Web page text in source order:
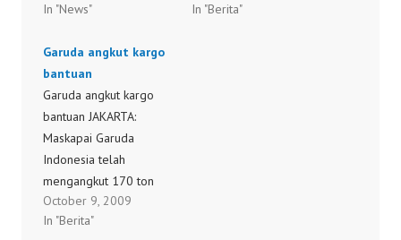
255/IV/2011 tentang
Kargo dan Pos dan
menggantinya dengan
KP 152/2012 yang di
antaranya mengatur
bahwa pemeriksa kargo
udara bukan lagi hanya
perusahaan regulated
agent, maskapai
penerbangan dan
In "News"
membangun terminal
In "Berita"
Garuda angkut kargo
bantuan
Garuda angkut kargo
bantuan JAKARTA:
Maskapai Garuda
Indonesia telah
mengangkut 170 ton
barang bantuan secara
gratis ke Padang yang
October 9, 2009
In "Berita"